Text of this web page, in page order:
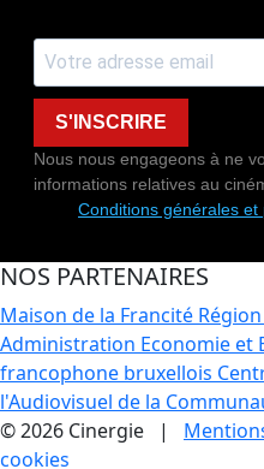
S'INSCRIRE
Nous nous engageons à ne
informations relatives au
Conditions générales
NOS PARTENAIRES
Maison de la Francité
Administration Economie et
francophone bruxellois
l'Audiovisuel de la
© 2026 Cinergie |
cookies